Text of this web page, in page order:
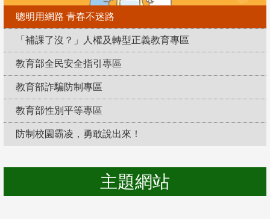
聰明用網路 青春不迷路
「補課了沒？」人權及轉型正義教育專區
教育部全民安全指引專區
教育部詐騙防制專區
教育部性別平等專區
防制校園霸凌，勇敢說出來！
主題網站